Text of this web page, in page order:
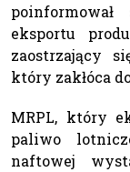
eksportu
zaostrzający
który zakłóca
MRPL, który
paliwo
naftowej